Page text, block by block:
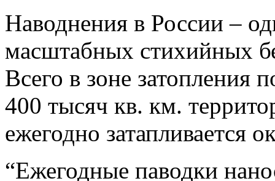
Наводнения в России –
масштабных стихийных
Всего в зоне затопления
400 тысяч кв. км.
ежегодно затапливается
“Ежегодные паводки